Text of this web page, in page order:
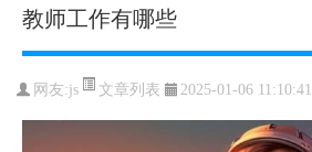
教师工作有哪些
网友:js 文章列表 2025-01-06 11:10:41